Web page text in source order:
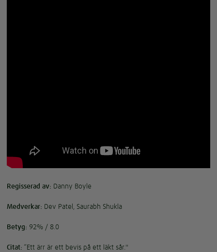
Regisserad av: Danny Boyle
Medverkar: Dev Patel, Saurabh Shukla
Betyg: 92% / 8.0
Citat: ”Ett ärr är ett bevis på ett läkt sår."